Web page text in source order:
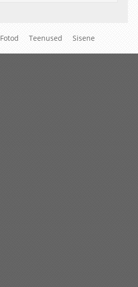
Fotod Teenused Sisene